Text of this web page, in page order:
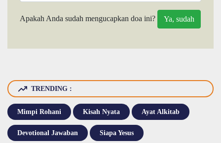
Apakah Anda sudah mengucapkan doa ini?
TRENDING :
Mimpi Rohani Kisah Nyata Ayat Alkitab
Devotional Jawaban Siapa Yesus